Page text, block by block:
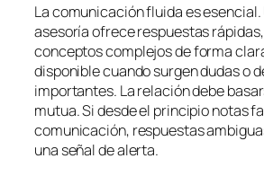
La comunicación fluida es esencial.
asesoría ofrece respuestas
conceptos complejos de forma
disponible cuando surgen dudas o
importantes. La relación debe
mutua. Si desde el principio notas
comunicación, respuestas
una señal de alerta.